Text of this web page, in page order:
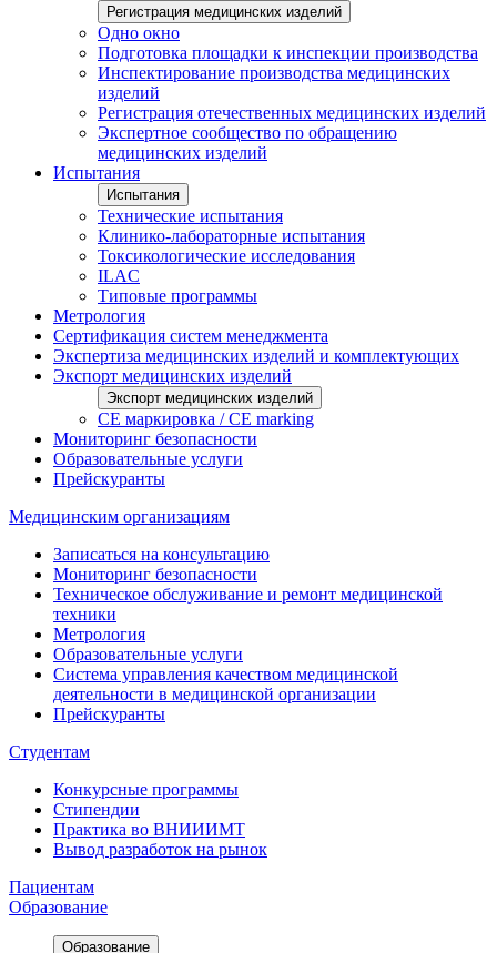
Регистрация медицинских изделий
Одно окно
Подготовка площадки к инспекции производства
Инспектирование производства медицинских
изделий
Регистрация отечественных медицинских изделий
Экспертное сообщество по обращению
медицинских изделий
Испытания
Испытания
Технические испытания
Клинико-лабораторные испытания
Токсикологические исследования
ILAС
Типовые программы
Метрология
Сертификация систем менеджмента
Экспертиза медицинских изделий и комплектующих
Экспорт медицинских изделий
Экспорт медицинских изделий
CE маркировка / CE marking
Мониторинг безопасности
Образовательные услуги
Прейскуранты
Медицинским организациям
Записаться на консультацию
Мониторинг безопасности
Техническое обслуживание и ремонт медицинской
техники
Метрология
Образовательные услуги
Система управления качеством медицинской
деятельности в медицинской организации
Прейскуранты
Студентам
Конкурсные программы
Стипендии
Практика во ВНИИИМТ
Вывод разработок на рынок
Пациентам
Образование
Образование